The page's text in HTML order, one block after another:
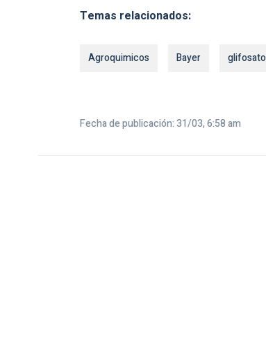
Temas relacionados:
Agroquimicos Bayer glifosato
Fecha de publicación: 31/03, 6:58 am